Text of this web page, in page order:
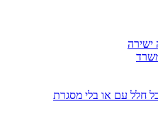
ישירה
חלל עם או בלי מסגרת